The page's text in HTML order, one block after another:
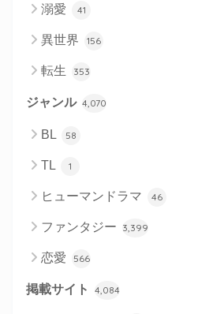
溺愛 41
異世界 156
転生 353
ジャンル 4,070
BL 58
TL 1
ヒューマンドラマ 46
ファンタジー 3,399
恋愛 566
掲載サイト 4,084